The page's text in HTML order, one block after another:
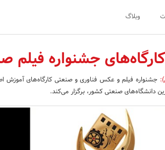
وبلاگ
جشنواره فیلم
: جشنواره فیلم و عکس فناوری و صنعتی کارگاه‌‌های آموزش
دانشگاه‌های صنعتی کشور، برگزار می‌کند.